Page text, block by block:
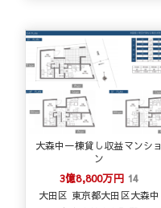
大森中一棟貸し収益マンショ
ン
3億8,800万円 14
大田区 東京都大田区大森中